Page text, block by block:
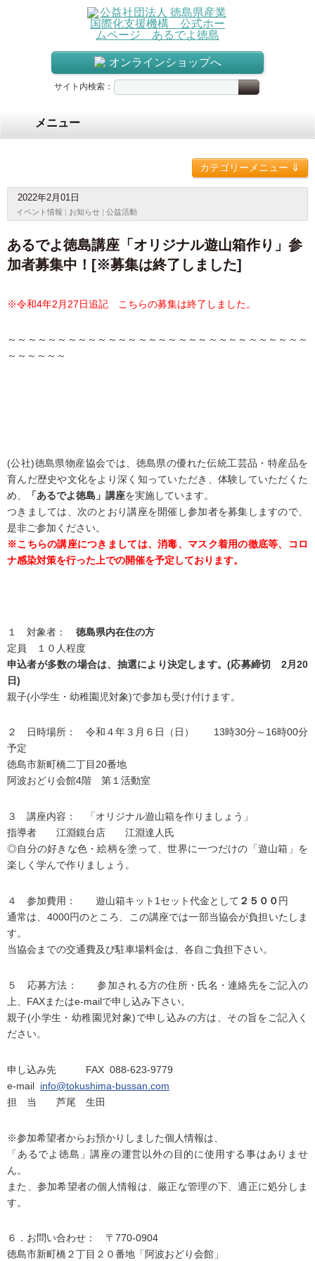
オンラインショップへ
サイト内検索：
メニュー
カテゴリーメニュー⇓
2022年2月01日
イベント情報 | お知らせ |公益活動
あるでよ徳島講座「オリジナル遊山箱作り」参
加者募集中！[※募集は終了しました]
※令和4年2月27日追記 こちらの募集は終了しました。
～～～～～～～～～～～～～～～～～～～～～～～～～～～～～～
～～～～～～
(公社)徳島県物産協会では、徳島県の優れた伝統工芸品・特産品を
育んだ歴史や文化をより深く知っていただき、体験していただくた
め、
「あるでよ徳島」講座を実施しています。
つきましては、次のとおり講座を開催し参加者を募集しますので、
是非ご参加ください。
※こちらの講座につきましては、消毒、マスク着用の徹底等、コロ
ナ感染対策を行った上での開催を予定しております。
１ 対象者： 徳島県内在住の方
定員 １０人程度
申込者が多数の場合は、抽選により決定します。(応募締切 2月20
日)
親子(小学生・幼稚園児対象)で参加も受け付けます。
２ 日時場所： 令和４年３月６日（日） 13時30分～16時00分
予定
徳島市新町橋二丁目20番地
阿波おどり会館4階 第１活動室
３ 講座内容： 「オリジナル遊山箱を作りましょう」
指導者 江淵鏡台店 江淵達人氏
◎自分の好きな色・絵柄を塗って、世界に一つだけの「遊山箱」を
楽しく学んで作りましょう。
４ 参加費用： 遊山箱キット1セット代金として ２５００円
通常は、4000円のところ、この講座では一部当協会が負担いたしま
す。
当協会までの交通費及び駐車場料金は、各自ご負担下さい。
５ 応募方法： 参加される方の住所・氏名・連絡先をご記入の
上、FAXまたはe-mailで申し込み下さい。
親子(小学生・幼稚園児対象)で申し込みの方は、その旨をご記入く
ださい。
申し込み先 FAX 088-623-9779
e-mail info@tokushima-bussan.com
担 当 芦尾 生田
※参加希望者からお預かりしました個人情報は、
「あるでよ徳島」講座の運営以外の目的に使用する事はありませ
ん。
また、参加希望者の個人情報は、厳正な管理の下、適正に処分しま
す。
６．お問い合わせ： 〒770-0904
徳島市新町橋２丁目２０番地「阿波おどり会館」